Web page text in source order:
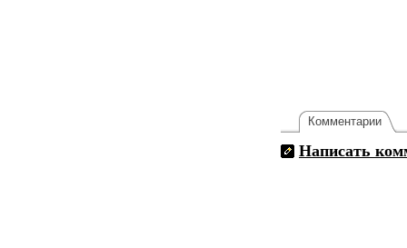
Комментарии
Написать